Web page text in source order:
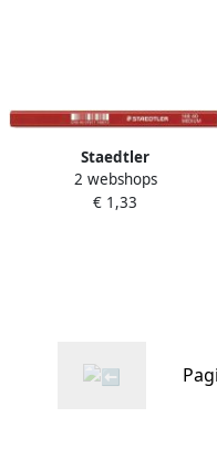
Staedtler
Timmermanspotlood 175
mm medium
2 webshops
€ 1,33